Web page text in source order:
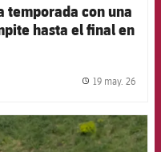
temporada con una
hasta el final en
19 may. 26
Barcelona badge